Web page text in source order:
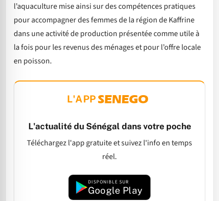
l’aquaculture mise ainsi sur des compétences pratiques
pour accompagner des femmes de la région de Kaffrine
dans une activité de production présentée comme utile à
la fois pour les revenus des ménages et pour l’offre locale
en poisson.
L'APP
L'actualité du Sénégal dans votre poche
Téléchargez l'app gratuite et suivez l'info en temps
réel.
DISPONIBLE SUR
Google Play